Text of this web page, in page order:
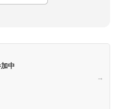
中
→